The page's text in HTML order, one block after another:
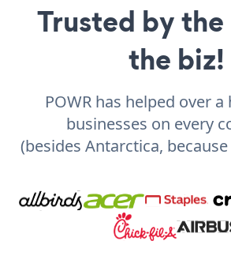
Trusted by
the biz!
POWR has helped over
businesses on every
(besides Antarctica,